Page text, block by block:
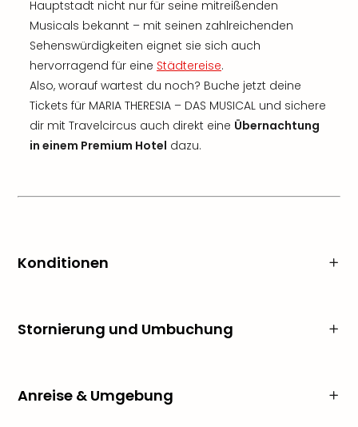
Hauptstadt nicht nur für seine mitreißenden
Musicals bekannt – mit seinen zahlreichenden
Sehenswürdigkeiten eignet sie sich auch
hervorragend für eine Städtereise.
Also, worauf wartest du noch? Buche jetzt deine
Tickets für MARIA THERESIA – DAS MUSICAL und sichere
dir mit Travelcircus auch direkt eine Übernachtung
in einem Premium Hotel dazu.
Konditionen
Stornierung und Umbuchung
Anreise & Umgebung